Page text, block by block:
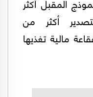
أكثر من
مالية تغذيها